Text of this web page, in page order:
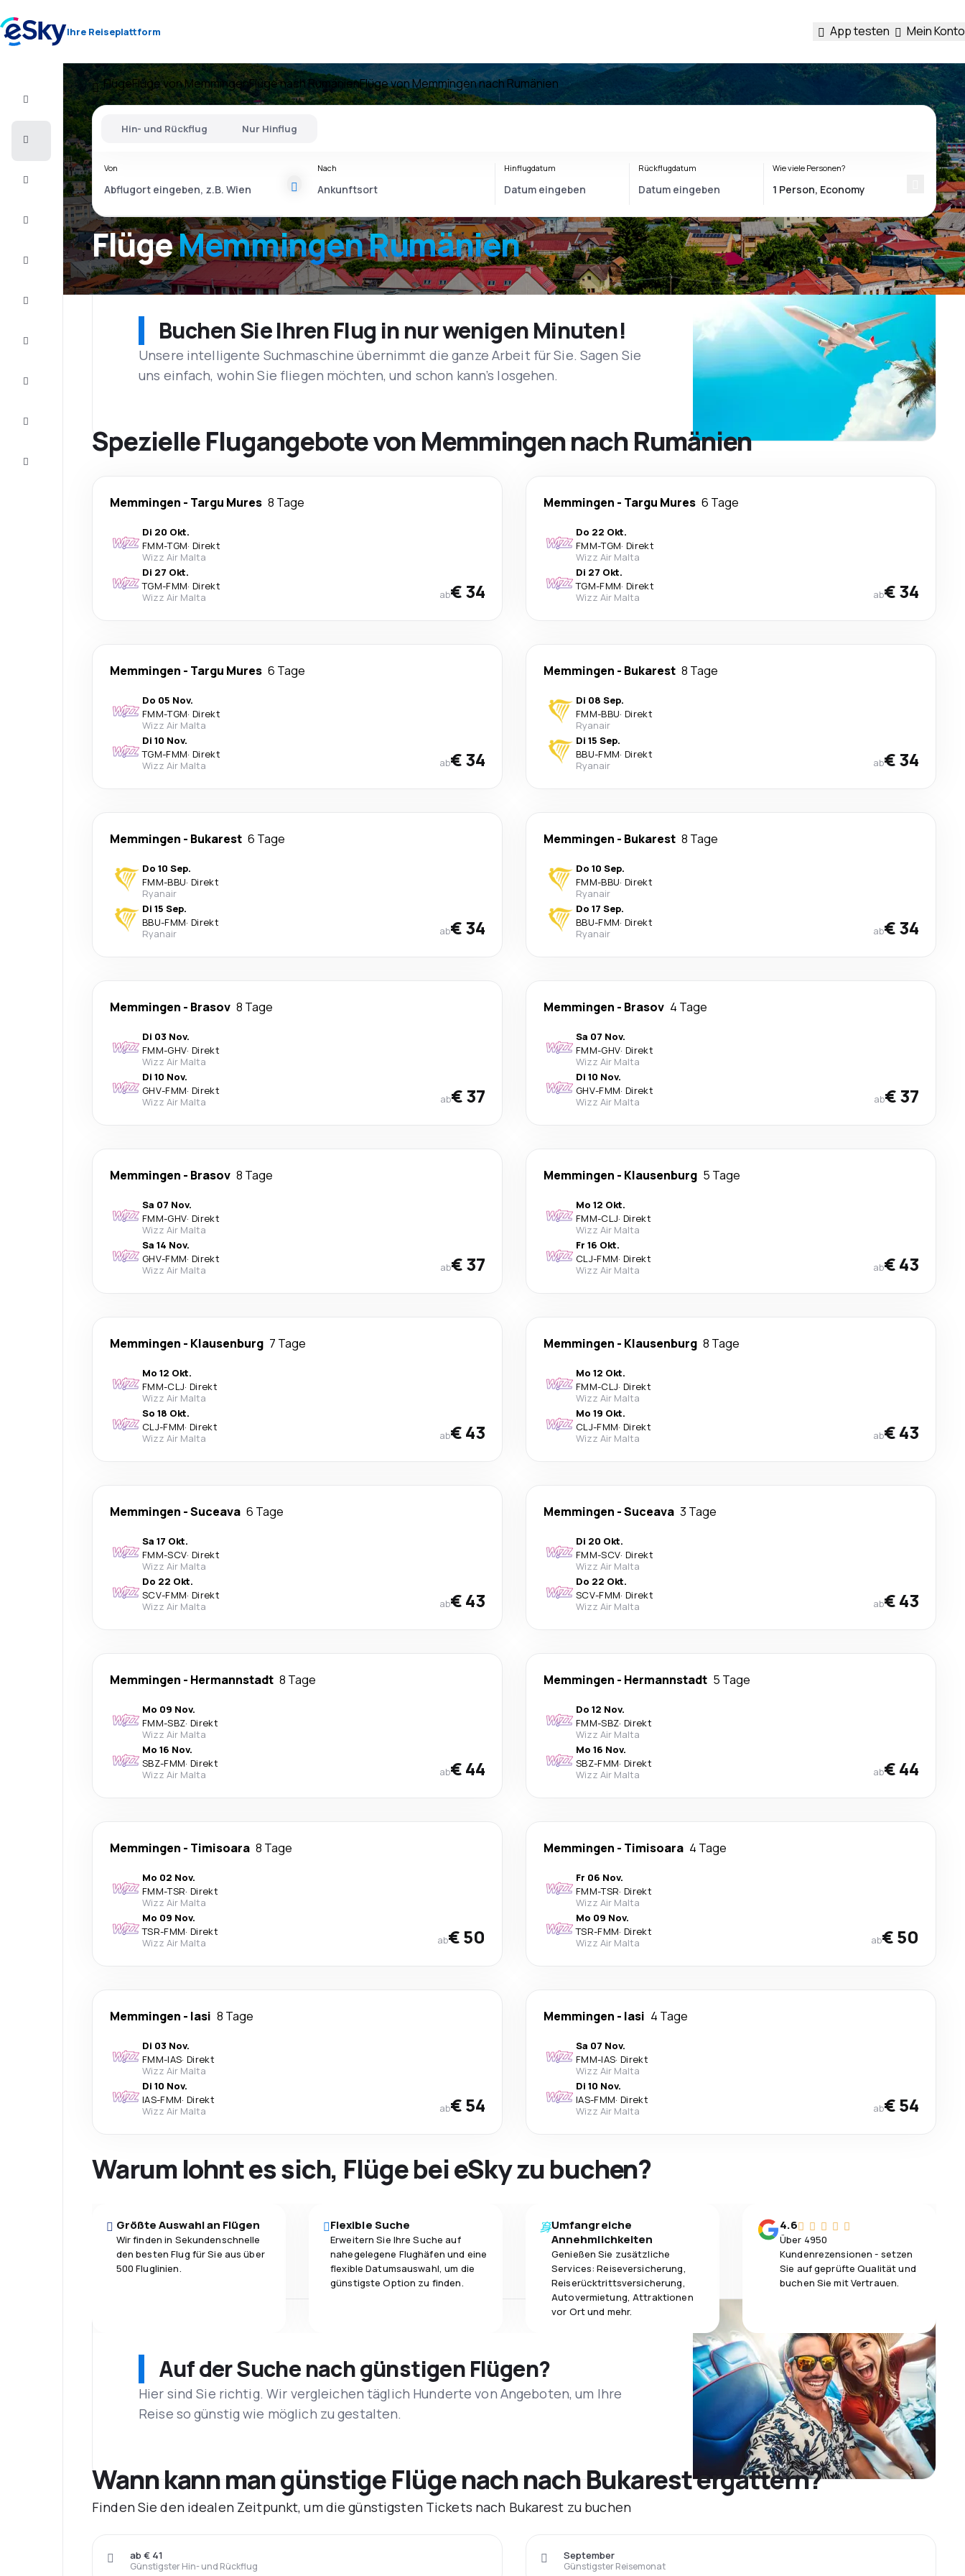
Ihre Reiseplattform App testen Mein Konto
Flug+Hotel
Kurzurlaub
FlügeFlüge von MemmingenFlüge nach RumänienFlüge von Memmingen nach Rumänien
FlügeMemmingen Rumänien
Hin- und Rückflug Nur Hinflug
Von Nach Hinflugdatum Rückflugdatum Wie viele Personen?
Buchen Sie Ihren Flug in nur wenigen Minuten!
Unsere intelligente Suchmaschine übernimmt die ganze Arbeit für Sie. Sagen Sie
uns einfach, wohin Sie fliegen möchten, und schon kann’s losgehen.
Spezielle Flugangebote von Memmingen nach Rumänien
Memmingen - Targu Mures 8 Tage
Di 20 Okt.
FMM-TGM· Direkt
Wizz Air Malta
Di 27 Okt.
TGM-FMM· Direkt
Wizz Air Malta
ab€ 34
Memmingen - Targu Mures 6 Tage
Do 22 Okt.
FMM-TGM· Direkt
Wizz Air Malta
Di 27 Okt.
TGM-FMM· Direkt
Wizz Air Malta
ab€ 34
Memmingen - Targu Mures 6 Tage
Do 05 Nov.
FMM-TGM· Direkt
Wizz Air Malta
Di 10 Nov.
TGM-FMM· Direkt
Wizz Air Malta
ab€ 34
Memmingen - Bukarest 8 Tage
Di 08 Sep.
FMM-BBU· Direkt
Ryanair
Di 15 Sep.
BBU-FMM· Direkt
Ryanair
ab€ 34
Memmingen - Bukarest 6 Tage
Do 10 Sep.
FMM-BBU· Direkt
Ryanair
Di 15 Sep.
BBU-FMM· Direkt
Ryanair
ab€ 34
Memmingen - Bukarest 8 Tage
Do 10 Sep.
FMM-BBU· Direkt
Ryanair
Do 17 Sep.
BBU-FMM· Direkt
Ryanair
ab€ 34
Memmingen - Brasov 8 Tage
Di 03 Nov.
FMM-GHV· Direkt
Wizz Air Malta
Di 10 Nov.
GHV-FMM· Direkt
Wizz Air Malta
ab€ 37
Memmingen - Brasov 4 Tage
Sa 07 Nov.
FMM-GHV· Direkt
Wizz Air Malta
Di 10 Nov.
GHV-FMM· Direkt
Wizz Air Malta
ab€ 37
Memmingen - Brasov 8 Tage
Sa 07 Nov.
FMM-GHV· Direkt
Wizz Air Malta
Sa 14 Nov.
GHV-FMM· Direkt
Wizz Air Malta
ab€ 37
Memmingen - Klausenburg 5 Tage
Mo 12 Okt.
FMM-CLJ· Direkt
Wizz Air Malta
Fr 16 Okt.
CLJ-FMM· Direkt
Wizz Air Malta
ab€ 43
Memmingen - Klausenburg 7 Tage
Mo 12 Okt.
FMM-CLJ· Direkt
Wizz Air Malta
So 18 Okt.
CLJ-FMM· Direkt
Wizz Air Malta
ab€ 43
Memmingen - Klausenburg 8 Tage
Mo 12 Okt.
FMM-CLJ· Direkt
Wizz Air Malta
Mo 19 Okt.
CLJ-FMM· Direkt
Wizz Air Malta
ab€ 43
Memmingen -Suceava 6 Tage
Sa 17 Okt.
FMM-SCV· Direkt
Wizz Air Malta
Do 22 Okt.
SCV-FMM· Direkt
Wizz Air Malta
ab€ 43
Memmingen -Suceava 3 Tage
Di 20 Okt.
FMM-SCV· Direkt
Wizz Air Malta
Do 22 Okt.
SCV-FMM· Direkt
Wizz Air Malta
ab€ 43
Memmingen - Hermannstadt 8 Tage
Mo 09 Nov.
FMM-SBZ· Direkt
Wizz Air Malta
Mo 16 Nov.
SBZ-FMM· Direkt
Wizz Air Malta
ab€ 44
Memmingen - Hermannstadt 5 Tage
Do 12 Nov.
FMM-SBZ· Direkt
Wizz Air Malta
Mo 16 Nov.
SBZ-FMM· Direkt
Wizz Air Malta
ab€ 44
Memmingen - Timisoara 8 Tage
Mo 02 Nov.
FMM-TSR· Direkt
Wizz Air Malta
Mo 09 Nov.
TSR-FMM· Direkt
Wizz Air Malta
ab€ 50
Memmingen - Timisoara 4 Tage
Fr 06 Nov.
FMM-TSR· Direkt
Wizz Air Malta
Mo 09 Nov.
TSR-FMM· Direkt
Wizz Air Malta
ab€ 50
Memmingen - Iasi 8 Tage
Di 03 Nov.
FMM-IAS· Direkt
Wizz Air Malta
Di 10 Nov.
IAS-FMM· Direkt
Wizz Air Malta
ab€ 54
Memmingen - Iasi 4 Tage
Sa 07 Nov.
FMM-IAS· Direkt
Wizz Air Malta
Di 10 Nov.
IAS-FMM· Direkt
Wizz Air Malta
ab€ 54
Warum lohnt es sich, Flüge bei eSky zu buchen?
Größte Auswahl an Flügen
Wir finden in Sekundenschnelle
den besten Flug für Sie aus über
500 Fluglinien.
Flexible Suche
Erweitern Sie Ihre Suche auf
nahegelegene Flughäfen und eine
flexible Datumsauswahl, um die
günstigste Option zu finden.
Umfangreiche
Annehmlichkeiten
Genießen Sie zusätzliche
Services: Reiseversicherung,
Reiserücktrittsversicherung,
Autovermietung, Attraktionen
vor Ort und mehr.
4.6
Über 4950
Kundenrezensionen - setzen
Sie auf geprüfte Qualität und
buchen Sie mit Vertrauen.
Auf der Suche nach günstigen Flügen?
Hier sind Sie richtig. Wir vergleichen täglich Hunderte von Angeboten, um Ihre
Reise so günstig wie möglich zu gestalten.
Wann kann man günstige Flüge nach nach Bukarest ergattern?
Finden Sie den idealen Zeitpunkt, um die günstigsten Tickets nach Bukarest zu buchen
Günstigster Hin- und Rückflug
ab € 41
Günstigster Reisemonat
September